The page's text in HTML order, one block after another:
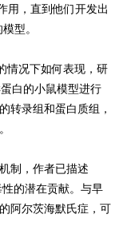
用，直到他们开发出
型。
情况下如何表现，研
白的小鼠模型进行
转录组和蛋白质组，
制，作者已描述
的潜在贡献。与早
阿尔茨海默氏症，可